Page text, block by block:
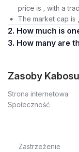
price is , with a
The market cap is
2. How much is
3. How
Zasoby
Strona internetowa
Społeczność
Zastrzeżenie